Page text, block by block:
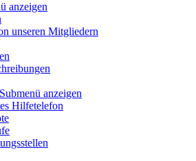
anzeigen
unseren Mitgliedern
Submenü anzeigen
Hilfetelefon